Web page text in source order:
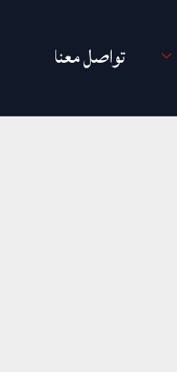
تواصل معنا